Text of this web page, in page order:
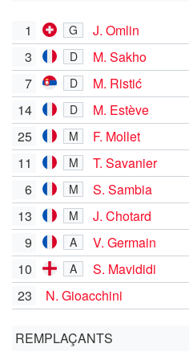
1 G
J. Omlin
3
D
M. Sakho
7
D M. Ristić
14 D M. Estève
25 M F. Mollet
11 M T. Savanier
6 M
S. Sambia
13
M J. Chotard
9 A V. Germain
10 A
S. Mavididi
23
N. Gioacchini
REMPLAÇANTS